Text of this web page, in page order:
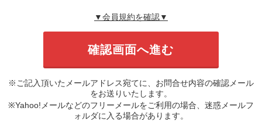
▼会員規約を確認▼
※ご記入頂いたメールアドレス宛てに、お問合せ内容の確認メール
をお送りいたします。
※Yahoo!メールなどのフリーメールをご利用の場合、迷惑メールフ
ォルダに入る場合があります。